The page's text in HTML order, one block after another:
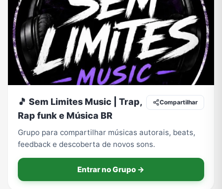
Notícias Outros Política Profissões
Receitas Redes Sociais Religião Shitpost
Vídeos
🎵 Sem Limites Music | Trap,
Rap funk e Música BR
Compartilhar
Grupo para compartilhar músicas autorais, beats,
feedback e descoberta de novos sons.
Entrar no Grupo →